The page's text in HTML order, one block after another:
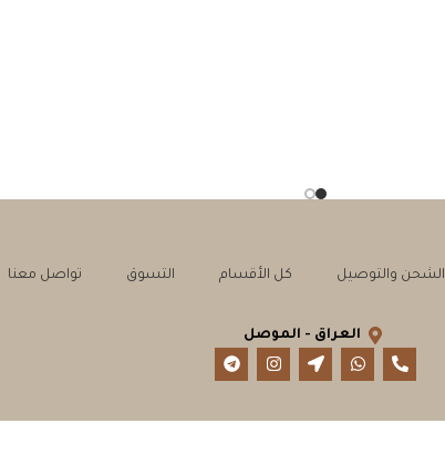
الشحن والتوصيل كل الأقسام التسوق تواصل معنا
العراق - الموصل